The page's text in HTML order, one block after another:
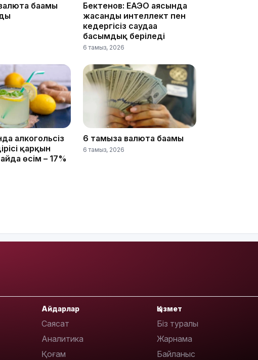
бағамы
Бектенов: ЕАЭО аясында
жасанды интеллект пен
кедергісіз саудаға
басымдық беріледі
6 тамыз, 2026
алкогольсіз
қарқын
өсім – 17%
6 тамызға валюта бағамы
6 тамыз, 2026
Айдарлар
Саясат
Аналитика
Қоғам
Қызмет
Біз туралы
Жарнама
Байланыс